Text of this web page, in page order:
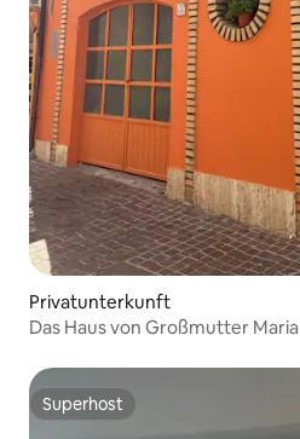
Privatunterkunft
Das Haus von Großmutter Maria
Superhost
Superhost